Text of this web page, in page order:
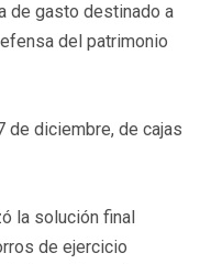
de gasto destinado a
del patrimonio
de diciembre, de cajas
la solución final
de ejercicio